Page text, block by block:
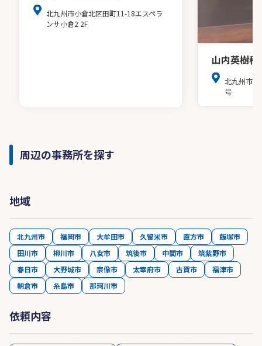
北九州市小倉北区田町11-18エスペラ
ンサ小倉2 2F
山内英樹
北九州市小
号
周辺の事務所を探す
地域
北九州市 福岡市 大牟田市 久留米市 直方市
飯塚市
田川市
柳川市 八女市 筑後市 中間市
筑紫野市
春日市
大野城市 宗像市 太宰府市 古賀市
福津市
朝倉市
糸島市 那珂川市
依頼内容